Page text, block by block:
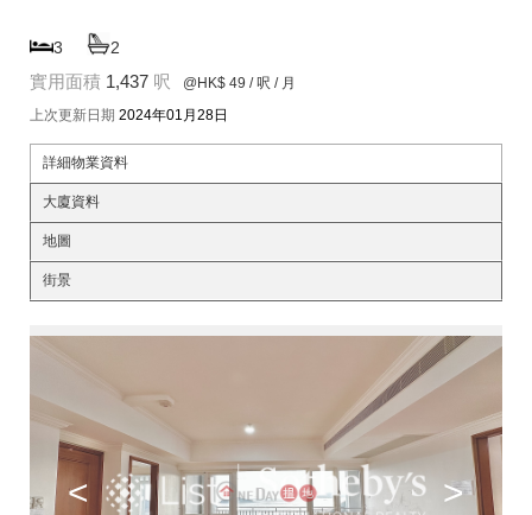
3 2
實用面積 1,437 呎 @HK$ 49 / 呎 / 月
上次更新日期 2024年01月28日
詳細物業資料
大廈資料
地圖
街景
< >